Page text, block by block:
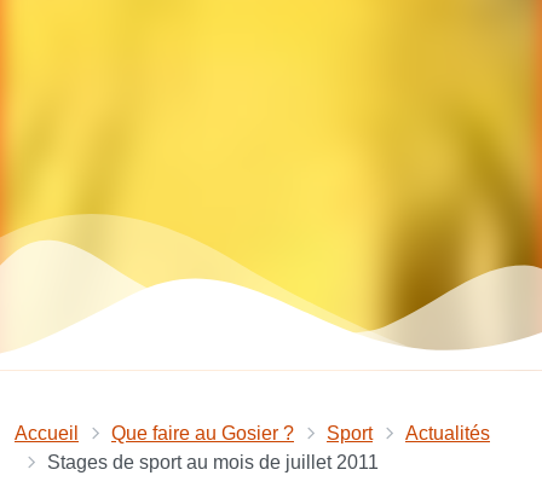
Accueil Que faire au Gosier ? Sport
Actualités
Stages de sport au mois de juillet 2011